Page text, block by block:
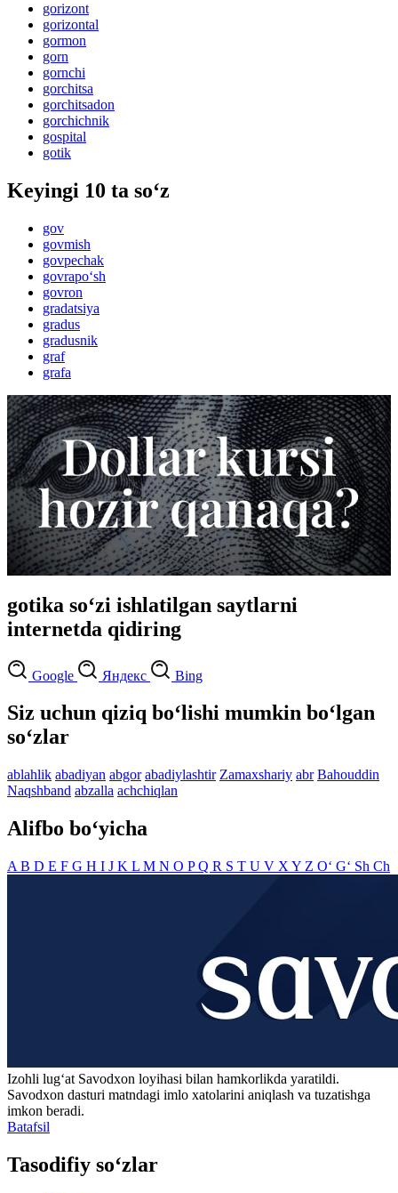
gorizont
gorizontal
gormon
gorn
gornchi
gorchitsa
gorchitsadon
gorchichnik
gospital
gotik
Keyingi 10 ta so‘z
gov
govmish
govpechak
govrapo‘sh
govron
gradatsiya
gradus
gradusnik
graf
grafa
gotika so‘zi ishlatilgan saytlarni
internetda qidiring
Google Яндекс Bing
Siz uchun qiziq bo‘lishi mumkin bo‘lgan
so‘zlar
ablahlik abadiyan abgor abadiylashtir Zamaxshariy abr Bahouddin
Naqshband abzalla achchiqlan
Alifbo bo‘yicha
A B D E F G H I J K L M N O PQ R S T U V X Y Z O‘ G‘ Sh Ch
Izohli lugʻat Savodxon loyihasi bilan hamkorlikda yaratildi.
Savodxon dasturi matndagi imlo xatolarini aniqlash va tuzatishga
imkon beradi.
Batafsil
Tasodifiy so‘zlar